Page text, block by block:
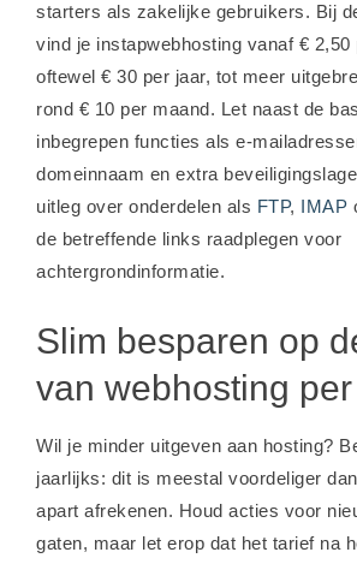
starters als zakelijke gebruikers. Bij
vind je instapwebhosting vanaf € 2,50
oftewel € 30 per jaar, tot meer
rond € 10 per maand. Let naast de
inbegrepen functies als e-
domeinnaam en extra
uitleg over onderdelen als FTP, IMAP
de betreffende links raadplegen voor
achtergrondinformatie.
Slim besparen op
van webhosting
Wil je minder uitgeven aan hosting?
jaarlijks: dit is meestal voordeliger
apart afrekenen. Houd acties voor
gaten, maar let erop dat het tarief na